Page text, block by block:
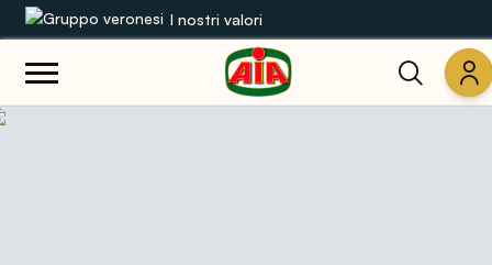
I nostri valori
Le nostre gamme